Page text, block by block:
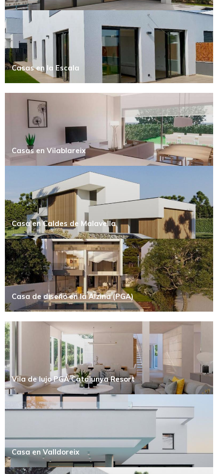
Casas en la Escala
Casas en Vilablareix
Casa en Caldes de Malavella
Casa de diseño en la Alzina (PGA)
Vila de lujo PGA Catalunya Resort
Casa en Valldoreix